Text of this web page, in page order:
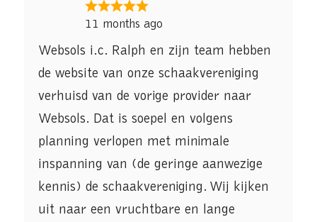
11 months ago
Websols i.c. Ralph en zijn team hebben
de website van onze schaakvereniging
verhuisd van de vorige provider naar
Websols. Dat is soepel en volgens
planning verlopen met minimale
inspanning van (de geringe aanwezige
kennis) de schaakvereniging. Wij kijken
uit naar een vruchtbare en lange